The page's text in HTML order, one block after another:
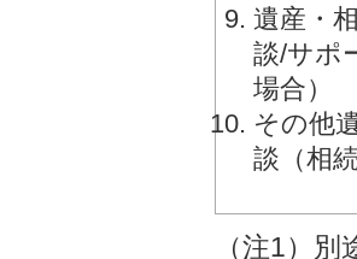
遺産・
談/サポ
場合）
その他
談（相
（注1）